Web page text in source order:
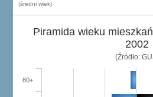
(średni wiek)
Piramida wieku
2002
(Źródło:
80+